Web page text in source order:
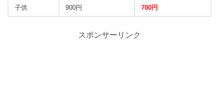
子供 900円 700円
スポンサーリンク